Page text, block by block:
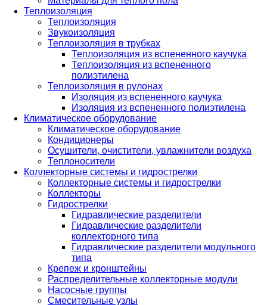
Теплоизоляция
Теплоизоляция
Звукоизоляция
Теплоизоляция в трубках
Теплоизоляция из вспененного каучука
Теплоизоляция из вспененного
полиэтилена
Теплоизоляция в рулонах
Изоляция из вспененного каучука
Изоляция из вспененного полиэтилена
Климатическое оборудование
Климатическое оборудование
Кондиционеры
Осушители, очистители, увлажнители воздуха
Теплоносители
Коллекторные системы и гидрострелки
Коллекторные системы и гидрострелки
Коллекторы
Гидрострелки
Гидравлические разделители
Гидравлические разделители
коллекторного типа
Гидравлические разделители модульного
типа
Крепеж и кронштейны
Распределительные коллекторные модули
Насосные группы
Смесительные узлы